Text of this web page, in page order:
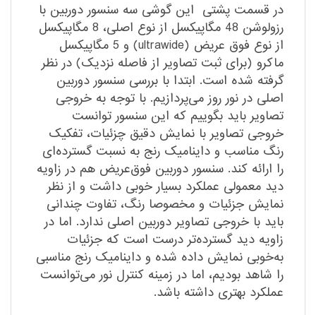
در قسمت پشتی این گوشی سه سنسور دوربین با
رزولوشن 48 مگاپیکسل از نوع اصلی، 8 مگاپیکسل
از نوع فوق عریض (ultrawide) و 5 مگاپیکسل
ماکرو (برای ثبت تصاویر از فاصله نزدیک) در نظر
گرفته شده است. ابتدا با بررسی سنسور دوربین
اصلی در نور روز می‌پردازیم. با توجه به خروجی
تصاویر باید بگوییم که این سنسور توانست
خروجی تصاویر با نمایش دقیق چزئیات، تفکیک
رنگ مناسب و داینامیک رنج به نسبت گسترده‌ای
را ارائه کند. سنسور دوربین فوق‌عریض هم در زاویه
دید معمولی عملکرد بسیار خوبی داشت و از نظر
نمایش جزئیات و مخصوصا رنگ‌، تفاوت چندانی
باید با خروجی تصاویر دوربین اصلی ندارد. اما در
زاویه دید گسترده‌تر درست است که جزئیات
به‌خوبی نمایش داده شده و داینامیک رنج مناسبی
را شاهد بودیم، اما در زمینه کنترل نور می‌توانست
عملکرد بهتری داشته باشد.